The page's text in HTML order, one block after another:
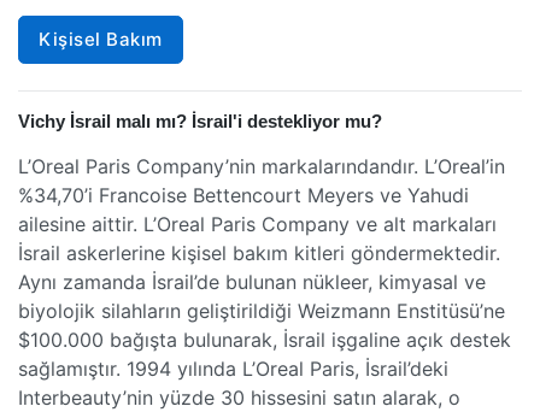
Kişisel Bakım
Vichy İsrail malı mı? İsrail'i destekliyor mu?
L’Oreal Paris Company’nin markalarındandır. L’Oreal’in
%34,70’i Francoise Bettencourt Meyers ve Yahudi
ailesine aittir. L’Oreal Paris Company ve alt markaları
İsrail askerlerine kişisel bakım kitleri göndermektedir.
Aynı zamanda İsrail’de bulunan nükleer, kimyasal ve
biyolojik silahların geliştirildiği Weizmann Enstitüsü’ne
$100.000 bağışta bulunarak, İsrail işgaline açık destek
sağlamıştır. 1994 yılında L’Oreal Paris, İsrail’deki
Interbeauty’nin yüzde 30 hissesini satın alarak, o